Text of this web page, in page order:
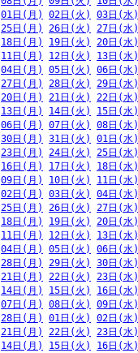
01日(月) 02日(火) 03日(水)
25日(月) 26日(火) 27日(水)
18日(月) 19日(火) 20日(水)
11日(月) 12日(火) 13日(水)
04日(月) 05日(火) 06日(水)
27日(月) 28日(火) 29日(水)
20日(月) 21日(火) 22日(水)
13日(月) 14日(火) 15日(水)
06日(月) 07日(火) 08日(水)
30日(月) 31日(火) 01日(水)
23日(月) 24日(火) 25日(水)
16日(月) 17日(火) 18日(水)
09日(月) 10日(火) 11日(水)
02日(月) 03日(火) 04日(水)
25日(月) 26日(火) 27日(水)
18日(月) 19日(火) 20日(水)
11日(月) 12日(火) 13日(水)
04日(月) 05日(火) 06日(水)
28日(月) 29日(火) 30日(水)
21日(月) 22日(火) 23日(水)
14日(月) 15日(火) 16日(水)
07日(月) 08日(火) 09日(水)
28日(月) 01日(火) 02日(水)
21日(月) 22日(火) 23日(水)
14日(月) 15日(火) 16日(水)